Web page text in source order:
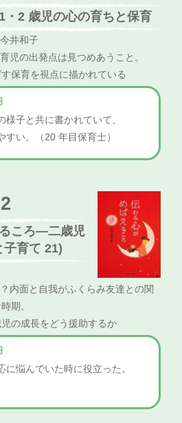
・2 歳児の心の育ちと保育
井和子
児の出発点は見つめあうこと。
保育を視点に描かれている
様子と共に書かれていて、
すい。（20 年目保育士）
ころ―二歳児
子育て 21)
内面と自我がふくらみ友達との関
期。
の成長をどう援助するか
に悩んでいた時に役立った。